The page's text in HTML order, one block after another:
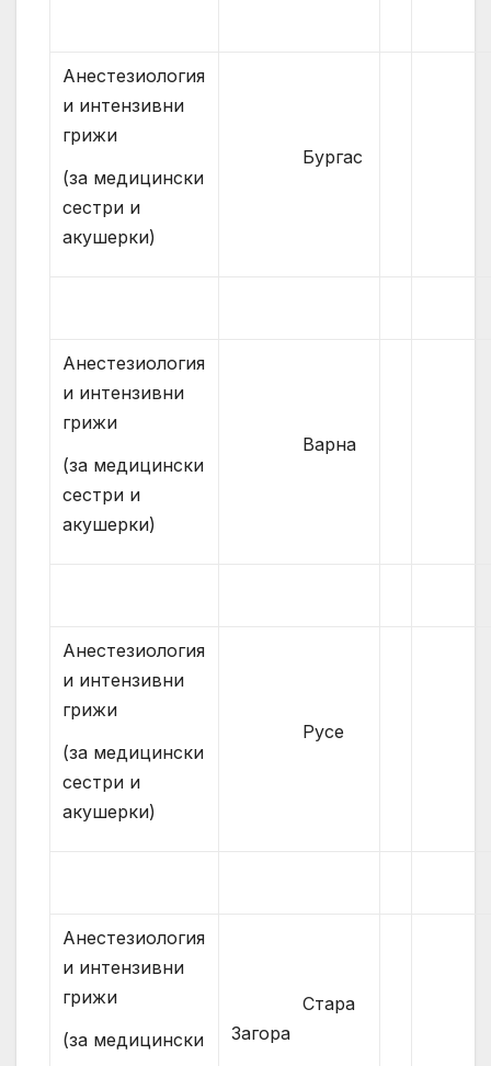
Анестезиология
и интензивни
грижи
(за медицински
сестри и
акушерки)
Бургас
Анестезиология
и интензивни
грижи
(за медицински
сестри и
акушерки)
Варна
Анестезиология
и интензивни
грижи
(за медицински
сестри и
акушерки)
Русе
Анестезиология
и интензивни
грижи
(за медицински
Стара
Загора